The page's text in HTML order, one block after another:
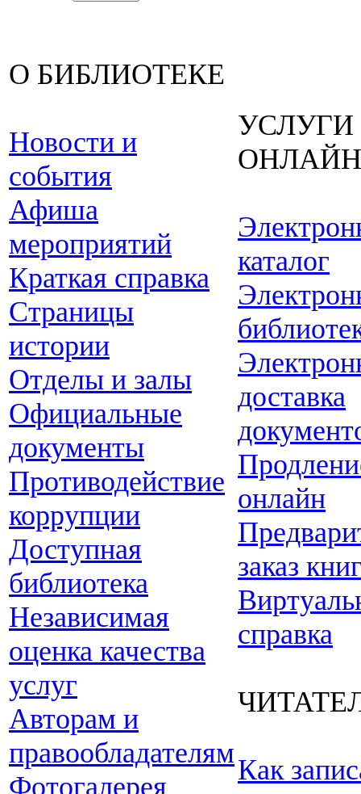
О БИБЛИОТЕКЕ
Новости и
события
Афиша
мероприятий
Краткая справка
Страницы
истории
Отделы и залы
Официальные
документы
Противодействие
коррупции
Доступная
библиотека
Независимая
оценка качества
услуг
Авторам и
правообладателям
Фотогалерея
УСЛУГИ
ОНЛАЙН
каталог
доставка
онлайн
заказ
справка
Как